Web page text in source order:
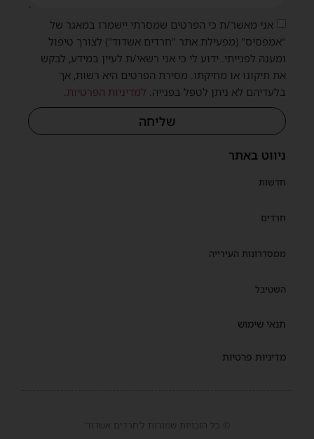
ניווט באתר
חדשות
חרדים
ממסדרונות העירייה
השטיבל
תנאי שימוש
מדיניות פרטיות
אני מאשר/ת כי הפרטים שמסרתי יישמרו במאגר של
"אמפסיס" (מפעילת אתר "חרדים אשדוד") לצורך טיפול
ומענה לפנייתי. ידוע לי כי אני רשאי/ת לעיין במידע, לבקש
את תיקונו או מחיקתו. מסירת הפרטים היא רשות, אך
בלעדיהם לא ניתן לטפל בפנייה. למדיניות הפרטיות
שליחה
© כל הזכויות שמורות ל'חרדים אשדוד'